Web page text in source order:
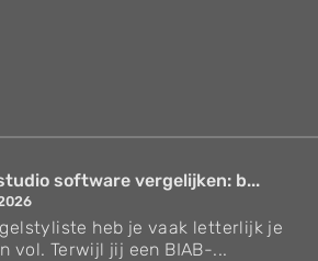
software vergelijken: b...
heb je vaak letterlijk je
vol. Terwijl jij een BIAB-...